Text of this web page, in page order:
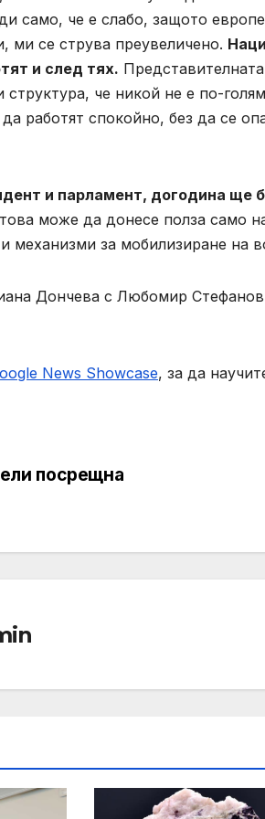
само, че е слабо, защото
ми се струва преувеличено.
и след тях.
структура, че никой не е по-
работят спокойно, без да се
и парламент, догодина
може да донесе полза само
механизми за мобилизиране на
Дончева с Любомир
News Showcase, за да
посрещна